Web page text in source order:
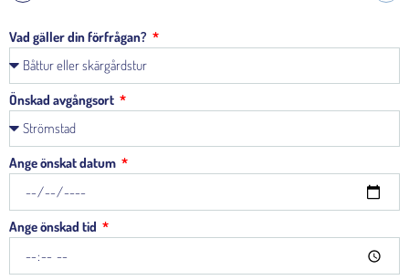
Vad gäller din förfrågan?
Önskad avgångsort
Ange önskat datum
Ange önskad tid